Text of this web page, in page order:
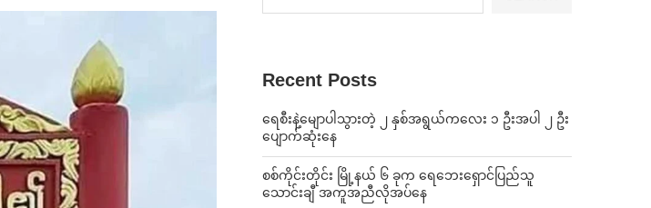
Recent Posts
ရေစီးနဲ့မျောပါသွားတဲ့ ၂ နှစ်အရွယ်ကလေး ၁ ဦးအပါ ၂ ဦး
ပျောက်ဆုံးနေ
စစ်ကိုင်းတိုင်း မြို့နယ် ၆ ခုက ရေဘေးရှောင်ပြည်သူ
သောင်းချီ အကူအညီလိုအပ်နေ